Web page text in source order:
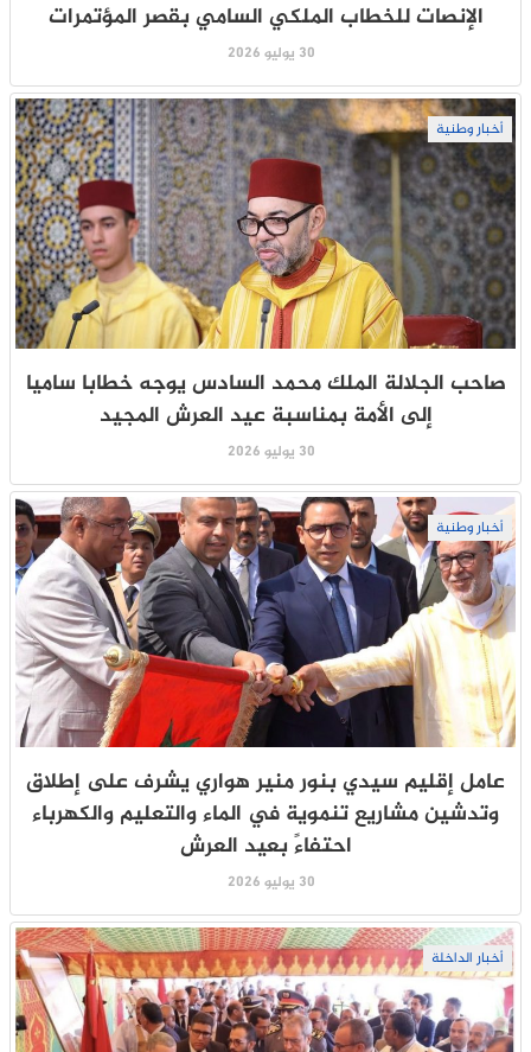
الإنصات للخطاب الملكي السامي بقصر المؤتمرات
30 يوليو 2026
أخبار وطنية
صاحب الجلالة الملك محمد السادس يوجه خطابا ساميا
إلى الأمة بمناسبة عيد العرش المجيد
30 يوليو 2026
أخبار وطنية
عامل إقليم سيدي بنور منير هواري يشرف على إطلاق
وتدشين مشاريع تنموية في الماء والتعليم والكهرباء
احتفاءً بعيد العرش
30 يوليو 2026
أخبار الداخلة